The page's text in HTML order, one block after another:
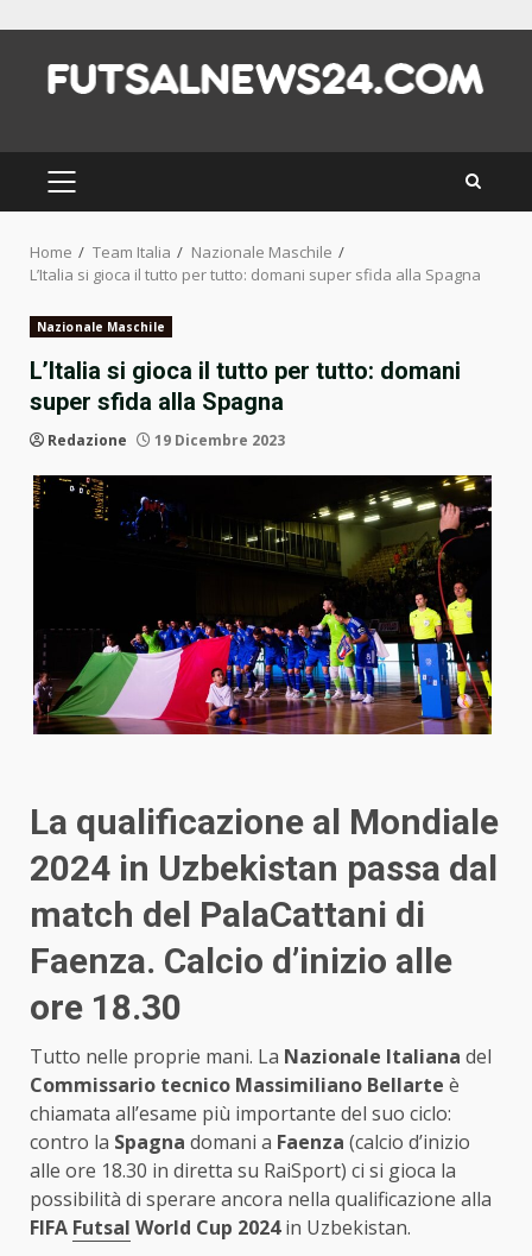
content
PRIMARY
MENU
Home Team Italia
Nazionale Maschile
L’Italia si gioca il tutto per tutto: domani super sfida alla Spagna
Nazionale Maschile
L’Italia si gioca il tutto per tutto: domani
super sfida alla Spagna
Redazione 19 Dicembre 2023
La qualificazione al Mondiale
2024 in Uzbekistan passa dal
match del PalaCattani di
Faenza. Calcio d’inizio alle
ore 18.30
Tutto nelle proprie mani. La Nazionale Italiana del
Commissario tecnico Massimiliano Bellarte è
chiamata all’esame più importante del suo ciclo:
contro la Spagna domani a Faenza (calcio d’inizio
alle ore 18.30 in diretta su RaiSport) ci si gioca la
possibilità di sperare ancora nella qualificazione alla
FIFA Futsal World Cup 2024in Uzbekistan.